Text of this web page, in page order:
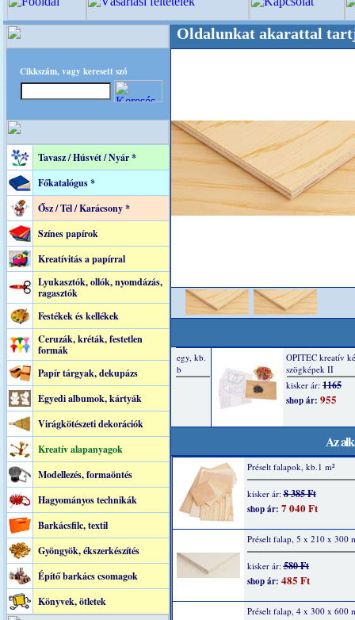
Cikkszám, vagy keresett szó
Tavasz / Húsvét / Nyár *
Főkatalógus *
Ősz / Tél / Karácsony *
Színes papírok
Kreatívitás a papírral
Lyukasztók, ollók, nyomdázás,
ragasztók
Festékek és kellékek
Ceruzák, kréták, festetlen
formák
Papír tárgyak, dekupázs
Egyedi albumok, kártyák
Virágkötészeti dekorációk
Kreatív alapanyagok
Modellezés, formaöntés
Hagyományos technikák
Barkácsfilc, textil
Gyöngyök, ékszerkészítés
Építő barkács csomagok
Könyvek, ötletek
+++++++ Oldalunkat akarattal tartjuk
Az
Préselt falapok, kb.1 m²
kisker ár:8 385 Ft
shop ár: 7 040 Ft
Préselt falap, 5 x 210 x 300
kisker ár:580 Ft
shop ár: 485 Ft
Préselt falap, 4 x 300 x 600